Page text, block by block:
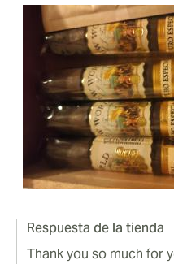
Respuesta de la tienda
Thank you so much for